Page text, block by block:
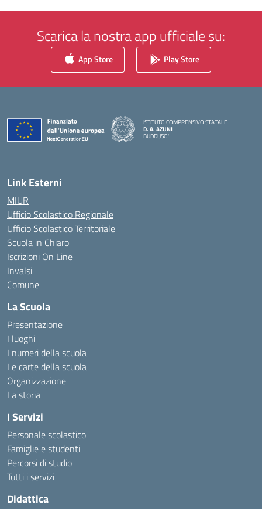
Scarica la nostra app ufficiale su:
App Store Play Store
ISTITUTO COMPRENSIVO STATALE
D. A. AZUNI
BUDDUSO'
Link Esterni
MIUR
Ufficio Scolastico Regionale
Ufficio Scolastico Territoriale
Scuola in Chiaro
Iscrizioni On Line
Invalsi
Comune
La Scuola
Presentazione
I luoghi
I numeri della scuola
Le carte della scuola
Organizzazione
La storia
I Servizi
Personale scolastico
Famiglie e studenti
Percorsi di studio
Tutti i servizi
Didattica